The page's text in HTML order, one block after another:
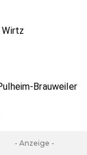
Wirtz
Brauweiler
- Anzeige -